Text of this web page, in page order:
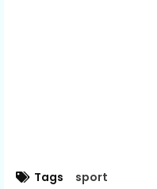
Tags sport